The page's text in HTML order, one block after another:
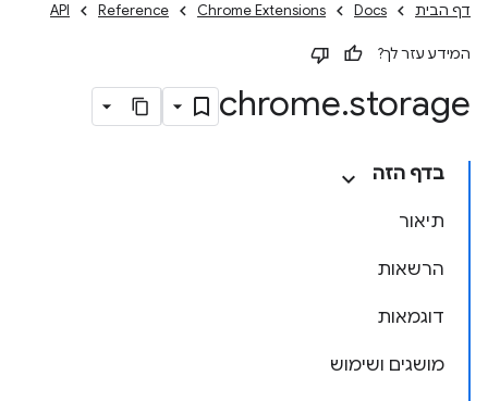
דף הבית Docs
Chrome Extensions
Reference
API
המידע עזר לך?
chrome.storage
בדף הזה
תיאור
הרשאות
דוגמאות
מושגים ושימוש